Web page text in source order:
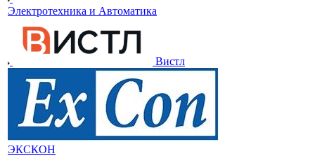
Электротехника и Автоматика
Вистл
ЭКСКОН